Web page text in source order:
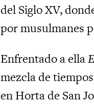
del Siglo XV,
por musulmanes
Enfrentado a ella
mezcla de
en Horta de San